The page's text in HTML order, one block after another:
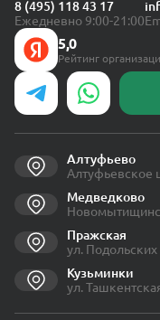
8 (495) 118 43 17
Ежедневно 9:00-21:00
5,0
Рейтинг
Алтуфьево
Алтуфьевское
Медведково
Пражская
ул. Подольских
Кузьминки
ул.